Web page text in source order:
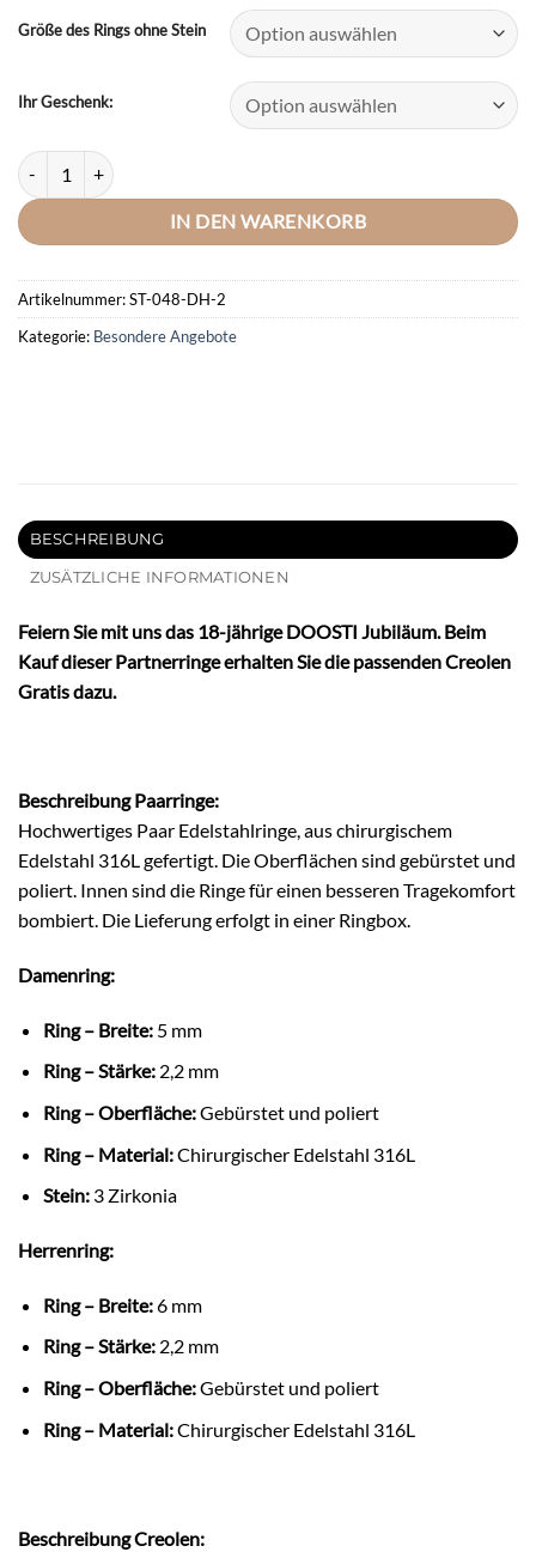
Größe des Rings ohne Stein
Ihr Geschenk:
ANGEBOTPartnerringe DAINTY BICOLOR + Gratis Creolen Menge
IN DEN WARENKORB
Artikelnummer:ST-048-DH-2
Kategorie: Besondere Angebote
BESCHREIBUNG
ZUSÄTZLICHE INFORMATIONEN
Feiern Sie mit uns das 18-jährige DOOSTI Jubiläum. Beim
Kauf dieser Partnerringe erhalten Sie die passenden Creolen
Gratis dazu.
Beschreibung Paarringe:
Hochwertiges Paar Edelstahlringe, aus chirurgischem
Edelstahl 316L gefertigt. Die Oberflächen sind gebürstet und
poliert. Innen sind die Ringe für einen besseren Tragekomfort
bombiert. Die Lieferung erfolgt in einer Ringbox.
Damenring:
Ring – Breite:5 mm
Ring – Stärke:2,2 mm
Ring – Oberfläche:Gebürstet und poliert
Ring – Material:Chirurgischer Edelstahl 316L
Stein:3 Zirkonia
Herrenring:
Ring – Breite:6 mm
Ring – Stärke:2,2 mm
Ring – Oberfläche:Gebürstet und poliert
Ring – Material:Chirurgischer Edelstahl 316L
Beschreibung Creolen: